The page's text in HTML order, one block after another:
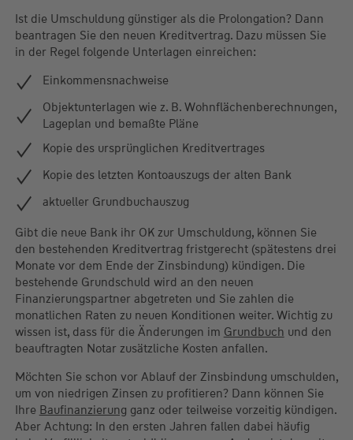
Ist die Umschuldung günstiger als die Prolongation? Dann
beantragen Sie den neuen Kreditvertrag. Dazu müssen Sie
in der Regel folgende Unterlagen einreichen:
Einkommensnachweise
Objektunterlagen wie z. B. Wohnflächenberechnungen,
Lageplan und bemaßte Pläne
Kopie des ursprünglichen Kreditvertrages
Kopie des letzten Kontoauszugs der alten Bank
aktueller Grundbuchauszug
Gibt die neue Bank ihr OK zur Umschuldung, können Sie
den bestehenden Kreditvertrag fristgerecht (spätestens drei
Monate vor dem Ende der Zinsbindung) kündigen. Die
bestehende Grundschuld wird an den neuen
Finanzierungspartner abgetreten und Sie zahlen die
monatlichen Raten zu neuen Konditionen weiter. Wichtig zu
wissen ist, dass für die Änderungen im Grundbuch und den
beauftragten Notar zusätzliche Kosten anfallen.
Möchten Sie schon vor Ablauf der Zinsbindung umschulden,
um von niedrigen Zinsen zu profitieren? Dann können Sie
Ihre Baufinanzierung ganz oder teilweise vorzeitig kündigen.
Aber Achtung: In den ersten Jahren fallen dabei häufig